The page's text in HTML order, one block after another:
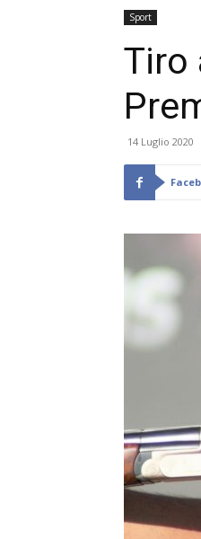
Sport
Tiro
14 Luglio 2020